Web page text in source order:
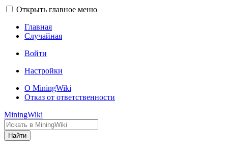
Открыть главное меню
Главная
Случайная
Войти
Настройки
О MiningWiki
Отказ от ответственности
MiningWiki
Найти